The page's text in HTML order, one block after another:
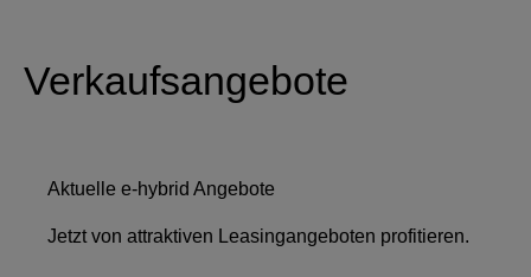
Verkaufsangebote
Aktuelle e-hybrid Angebote
Jetzt von attraktiven Leasingangeboten profitieren.